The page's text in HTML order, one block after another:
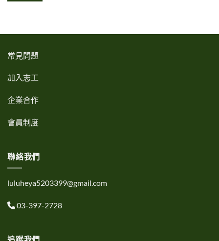
常見問題
加入志工
企業合作
會員制度
聯絡我們
luluheya5203399@gmail.com
03-397-2728